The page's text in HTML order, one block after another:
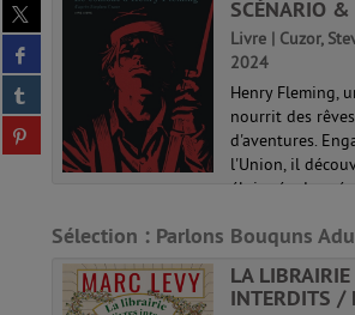
Partager
sur
twitter
(Nouvelle
fenêtre)
Partager
sur
facebook
(Nouvelle
fenêtre)
Partager
sur
tumblr
(Nouvelle
Partager
sur
pinterest
SCÉNARIO
Livre | Cuzor,
2024
Henry Fleming,
nourrit des
d'aventures.
l'Union, il
éloignée du
l'h...
|
de
Sélection : Parlons Bouquns
LA
INTERDITS /